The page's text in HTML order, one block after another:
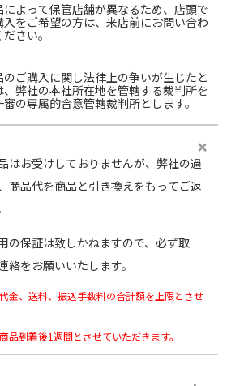
によって保管店舗が異なるため、店頭で
入をご希望の方は、来店前にお問い合わ
さい。
のご購入に関し法律上の争いが生じたと
、弊社の本社所在地を管轄する裁判所を
審の専属的合意管轄裁判所とします。
はお受けしておりませんが、弊社の過
商品代を商品と引き換えをもってご返
の保証は致しかねますので、必ず取
をお願いいたします。
金、送料、振込手数料の合計額を上限とさせ
到着後1週間とさせていただきます。